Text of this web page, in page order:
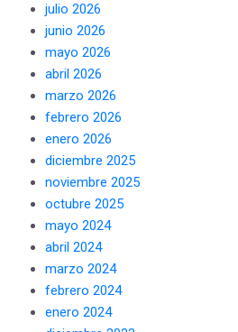
julio 2026
junio 2026
mayo 2026
abril 2026
marzo 2026
febrero 2026
enero 2026
diciembre 2025
noviembre 2025
octubre 2025
mayo 2024
abril 2024
marzo 2024
febrero 2024
enero 2024